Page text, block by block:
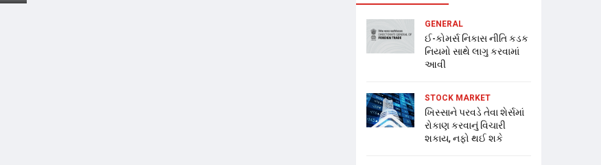
GENERAL
ઈ-કોમર્સ નિકાસ નીતિ કડક
નિયમો સાથે લાગુ કરવામાં
આવી
STOCK MARKET
ખિસ્સાને પરવડે તેવા શેર્સમાં
રોકાણ કરવાનું વિચારી
શકાય, નફો થઈ શકે